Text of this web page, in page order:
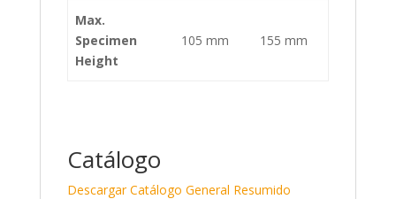
Max.
Specimen
Height
105 mm 155 mm
Catálogo
Descargar Catálogo General Resumido